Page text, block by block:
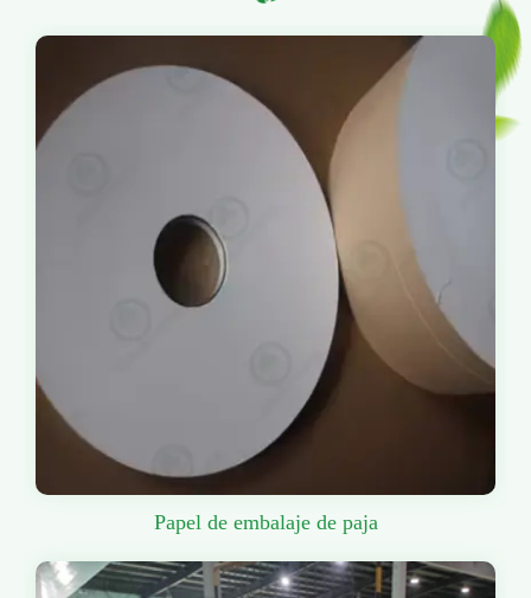
Papel de embalaje de paja